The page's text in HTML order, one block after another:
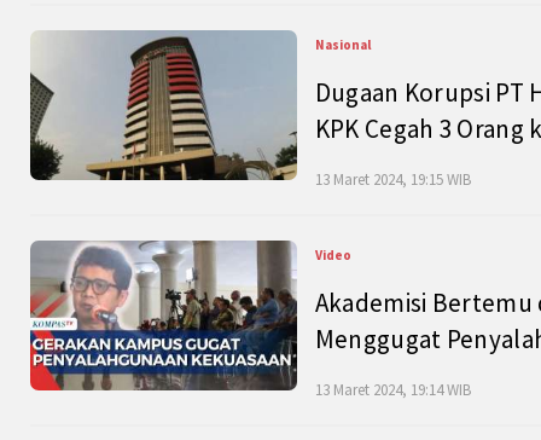
Nasional
Dugaan Korupsi PT
KPK Cegah 3 Orang
13 Maret 2024, 19:15 WIB
Video
Akademisi Bertemu
Menggugat
13 Maret 2024, 19:14 WIB